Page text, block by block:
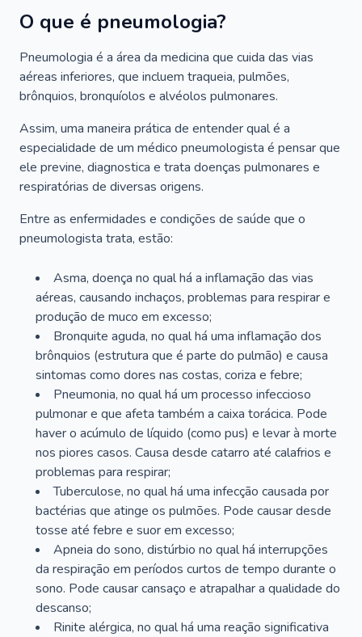
O que é pneumologia?
Pneumologia é a área da medicina que cuida das vias
aéreas inferiores, que incluem traqueia, pulmões,
brônquios, bronquíolos e alvéolos pulmonares.
Assim, uma maneira prática de entender qual é a
especialidade de um médico pneumologista é pensar que
ele previne, diagnostica e trata doenças pulmonares e
respiratórias de diversas origens.
Entre as enfermidades e condições de saúde que o
pneumologista trata, estão:
Asma, doença no qual há a inflamação das vias
aéreas, causando inchaços, problemas para respirar e
produção de muco em excesso;
Bronquite aguda, no qual há uma inflamação dos
brônquios (estrutura que é parte do pulmão) e causa
sintomas como dores nas costas, coriza e febre;
Pneumonia, no qual há um processo infeccioso
pulmonar e que afeta também a caixa torácica. Pode
haver o acúmulo de líquido (como pus) e levar à morte
nos piores casos. Causa desde catarro até calafrios e
problemas para respirar;
Tuberculose, no qual há uma infecção causada por
bactérias que atinge os pulmões. Pode causar desde
tosse até febre e suor em excesso;
Apneia do sono, distúrbio no qual há interrupções
da respiração em períodos curtos de tempo durante o
sono. Pode causar cansaço e atrapalhar a qualidade do
descanso;
Rinite alérgica, no qual há uma reação significativa